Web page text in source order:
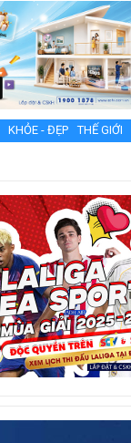
KHỎE - ĐẸP THẾ GIỚI